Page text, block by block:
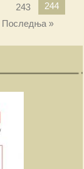
243
244
Последња »